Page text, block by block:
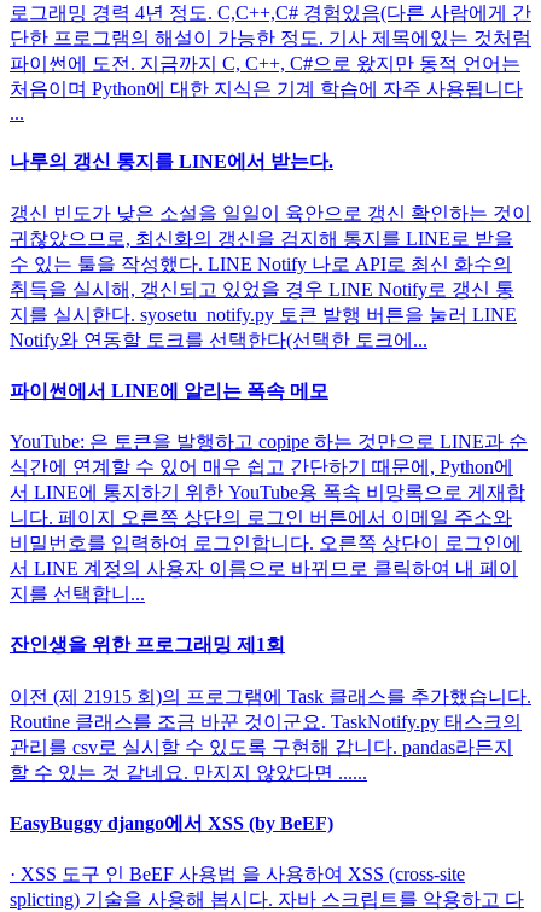
로그래밍 경력 4년 정도. C,C++,C# 경험있음(다른 사람에게 간
단한 프로그램의 해설이 가능한 정도. 기사 제목에있는 것처럼
파이썬에 도전. 지금까지 C, C++, C#으로 왔지만 동적 언어는
처음이며 Python에 대한 지식은 기계 학습에 자주 사용됩니다
...
나루의 갱신 통지를 LINE에서 받는다.
갱신 빈도가 낮은 소설을 일일이 육안으로 갱신 확인하는 것이
귀찮았으므로, 최신화의 갱신을 검지해 통지를 LINE로 받을
수 있는 툴을 작성했다. LINE Notify 나로 API로 최신 화수의
취득을 실시해, 갱신되고 있었을 경우 LINE Notify로 갱신 통
지를 실시한다. syosetu_notify.py 토큰 발행 버튼을 눌러 LINE
Notify와 연동할 토크를 선택한다(선택한 토크에...
파이썬에서 LINE에 알리는 폭속 메모
YouTube: 은 토큰을 발행하고 copipe 하는 것만으로 LINE과 순
식간에 연계할 수 있어 매우 쉽고 간단하기 때문에, Python에
서 LINE에 통지하기 위한 YouTube용 폭속 비망록으로 게재합
니다. 페이지 오른쪽 상단의 로그인 버튼에서 이메일 주소와
비밀번호를 입력하여 로그인합니다. 오른쪽 상단이 로그인에
서 LINE 계정의 사용자 이름으로 바뀌므로 클릭하여 내 페이
지를 선택합니...
잔인생을 위한 프로그래밍 제1회
이전 (제 21915 회)의 프로그램에 Task 클래스를 추가했습니다.
Routine 클래스를 조금 바꾼 것이군요. TaskNotify.py 태스크의
관리를 csv로 실시할 수 있도록 구현해 갑니다. pandas라든지
할 수 있는 것 같네요. 만지지 않았다면 ......
EasyBuggy django에서 XSS (by BeEF)
· XSS 도구 인 BeEF 사용법 을 사용하여 XSS (cross-site
splicting) 기술을 사용해 봅시다. 자바 스크립트를 악용하고 다